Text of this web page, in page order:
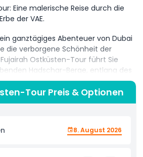
Eine malerische Reise durch die
der VAE.
ganztägiges Abenteuer von Dubai
die verborgene Schönheit der
Fujairah Ostküsten-Tour führt Sie
Hadschar-Berge, entlang des
von Oman und ins Herz von Fujairahs
Sehenswürdigkeiten.
am Faisal Felsen. Setzen Sie Ihre
Tour Preis & Optionen
8. August 2026